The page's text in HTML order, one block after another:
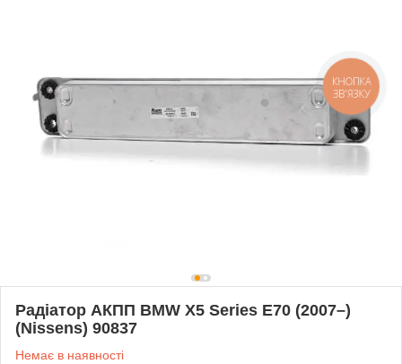
Радіатор АКПП BMW X5 Series E70 (2007–)
(Nissens) 90837
Немає в наявності
КНОПКА
ЗВ'ЯЗКУ